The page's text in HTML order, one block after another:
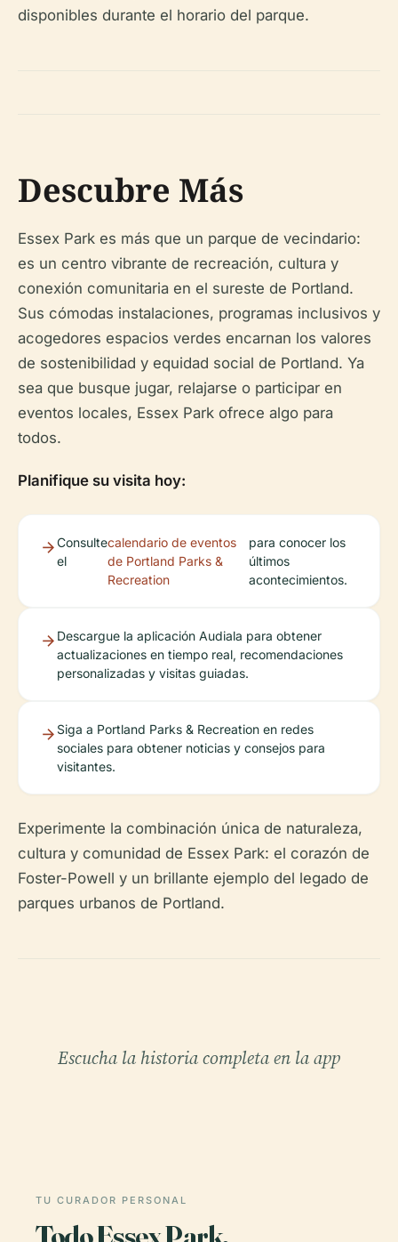
disponibles durante el horario del parque.
Descubre Más
Essex Park es más que un parque de vecindario:
es un centro vibrante de recreación, cultura y
conexión comunitaria en el sureste de Portland.
Sus cómodas instalaciones, programas inclusivos y
acogedores espacios verdes encarnan los valores
de sostenibilidad y equidad social de Portland. Ya
sea que busque jugar, relajarse o participar en
eventos locales, Essex Park ofrece algo para
todos.
Planifique su visita hoy:
Consulte
el
calendario de eventos
de Portland Parks &
Recreation
para conocer los
últimos
acontecimientos.
Descargue la aplicación Audiala para obtener
actualizaciones en tiempo real, recomendaciones
personalizadas y visitas guiadas.
Siga a Portland Parks & Recreation en redes
sociales para obtener noticias y consejos para
visitantes.
Experimente la combinación única de naturaleza,
cultura y comunidad de Essex Park: el corazón de
Foster-Powell y un brillante ejemplo del legado de
parques urbanos de Portland.
Escucha la historia completa en la app
TU CURADOR PERSONAL